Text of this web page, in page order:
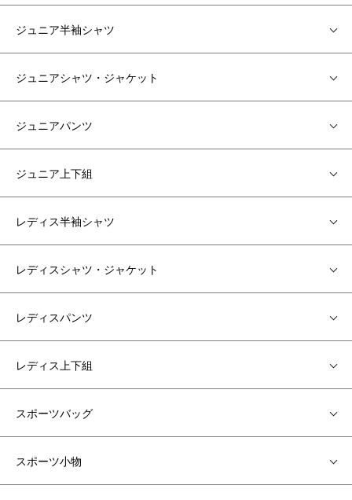
ジュニア半袖シャツ
ジュニアシャツ・ジャケット
ジュニアパンツ
ジュニア上下組
レディス半袖シャツ
レディスシャツ・ジャケット
レディスパンツ
レディス上下組
スポーツバッグ
スポーツ小物